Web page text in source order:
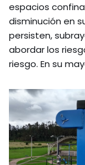
espacios
disminución en
persisten,
abordar los
riesgo. En su